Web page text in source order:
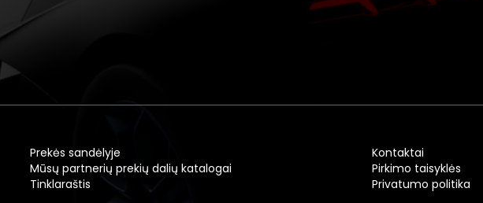
Prekės sandėlyje
Mūsų partnerių prekių dalių katalogai
Tinklaraštis
Kontaktai
Pirkimo taisyklės
Privatumo politika